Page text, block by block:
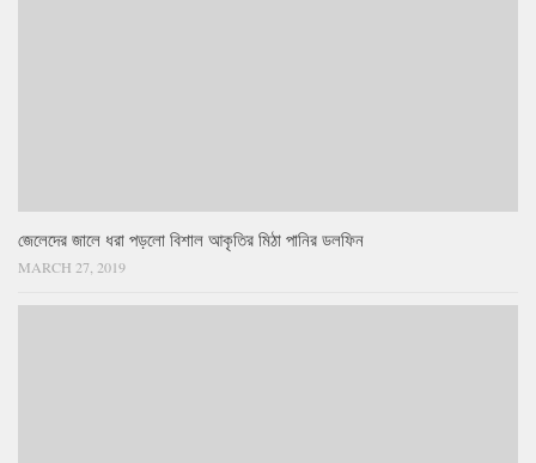
জেলেদের জালে ধরা পড়লো বিশাল আকৃতির মিঠা পানির ডলফিন
MARCH 27, 2019